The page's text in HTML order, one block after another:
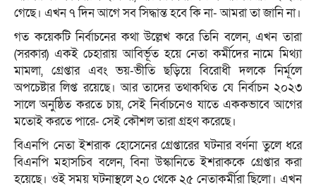
গেছে। এখন ৭ দিন আগে সব সিদ্ধান্ত হবে কি না- আমরা তা জানি না।
গত কয়েকটি নির্বাচনের কথা উল্লেখ করে তিনি বলেন, এখন তারা
(সরকার) একই চেহারায় আবির্ভূত হয়ে নেতা কর্মীদের নামে মিথ্যা
মামলা, গ্রেপ্তার এবং ভয়-ভীতি ছড়িয়ে বিরোধী দলকে নির্মূলে
অপচেষ্টার লিপ্ত রয়েছে। আর তাদের তথাকথিত যে নির্বাচন ২০২৩
সালে অনুষ্ঠিত করতে চায়, সেই নির্বাচনেও যাতে এককভাবে আগের
মতোই করতে পারে- সেই কৌশল তারা গ্রহণ করেছে।
বিএনপি নেতা ইশরাক হোসেনের গ্রেপ্তারের ঘটনার বর্ণনা তুলে ধরে
বিএনপি মহাসচিব বলেন, বিনা উস্কানিতে ইশরাককে গ্রেপ্তার করা
হয়েছে। ওই সময় ঘটনাস্থলে ২০ থেকে ২৫ নেতাকর্মীরা ছিলো। এখন